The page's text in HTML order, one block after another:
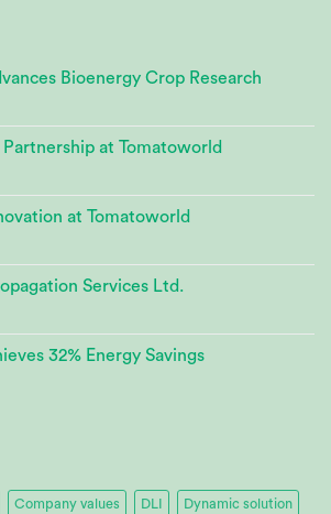
Bioenergy Crop Research
at Tomatoworld
at Tomatoworld
Services Ltd.
32% Energy Savings
Company values DLI Dynamic solution